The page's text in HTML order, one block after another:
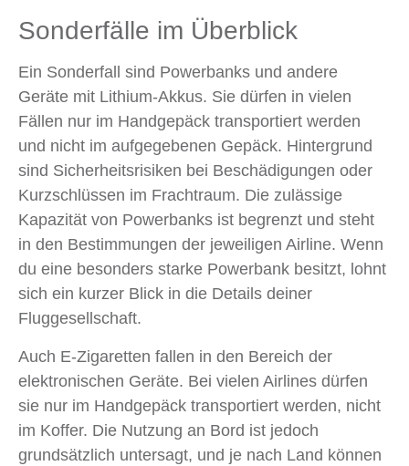
Sonderfälle im Überblick
Ein Sonderfall sind Powerbanks und andere
Geräte mit Lithium-Akkus. Sie dürfen in vielen
Fällen nur im Handgepäck transportiert werden
und nicht im aufgegebenen Gepäck. Hintergrund
sind Sicherheitsrisiken bei Beschädigungen oder
Kurzschlüssen im Frachtraum. Die zulässige
Kapazität von Powerbanks ist begrenzt und steht
in den Bestimmungen der jeweiligen Airline. Wenn
du eine besonders starke Powerbank besitzt, lohnt
sich ein kurzer Blick in die Details deiner
Fluggesellschaft.
Auch E-Zigaretten fallen in den Bereich der
elektronischen Geräte. Bei vielen Airlines dürfen
sie nur im Handgepäck transportiert werden, nicht
im Koffer. Die Nutzung an Bord ist jedoch
grundsätzlich untersagt, und je nach Land können